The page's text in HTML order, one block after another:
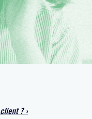
client? ›